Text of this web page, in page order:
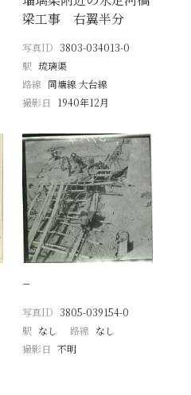
梁工事 右翼半分
写真ID 3803-034013-0
駅 琉璃渠
路線 同塘線 大台線
撮影日
1940年12月
−
写真ID 3805-039154-0
駅 なし 路線 なし
撮影日 不明